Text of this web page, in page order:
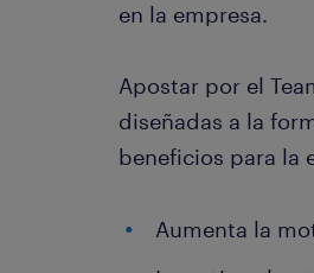
en la empresa.
Apostar por el
diseñadas a la
beneficios para la
Aumenta la